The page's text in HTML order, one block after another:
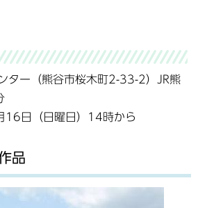
ター（熊谷市桜木町2-33-2）JR熊
16日（日曜日）14時から
品